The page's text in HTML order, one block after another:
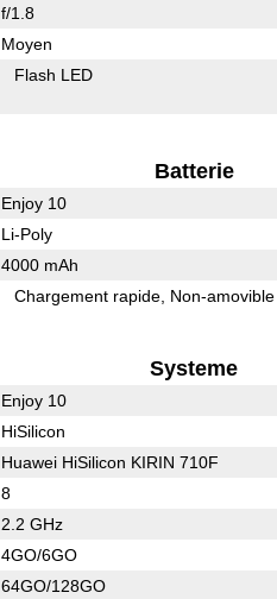
f/1.8
Moyen
Flash LED
Batterie
Enjoy 10
Li-Poly
4000 mAh
Chargement rapide Non-amovible
Systeme
Enjoy 10
HiSilicon
Huawei HiSilicon KIRIN 710F
8
2.2 GHz
4GO/6GO
64GO/128GO